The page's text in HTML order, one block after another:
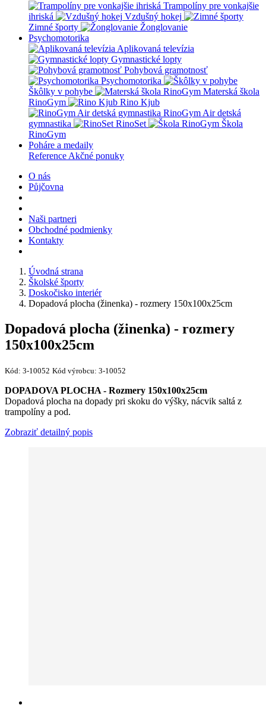
Trampolíny pre vonkajšie
ihriská
Vzdušný hokej
Zimné športy
Žonglovanie
Psychomotorika
Aplikovaná televízia
Gymnastické lopty
Pohybová gramotnosť
Psychomotorika
Škôlky v pohybe
Materská škola
RinoGym
Rino Kjub
RinoGym Air detská
gymnastika
RinoSet
Škola
RinoGym
Poháre a medaily
Reference Akčné ponuky
O nás
Půjčovna
Naši partneri
Obchodné podmienky
Kontakty
Úvodná strana
Školské športy
Doskočisko interiér
Dopadová plocha (žinenka) - rozmery 150x100x25cm
Dopadová plocha (žinenka) - rozmery
150x100x25cm
Kód: 3-10052 Kód výrobcu: 3-10052
DOPADOVA PLOCHA - Rozmery 150x100x25cm
Dopadová plocha na dopady pri skoku do výšky, nácvik saltá z
trampolíny a pod.
Zobraziť detailný popis